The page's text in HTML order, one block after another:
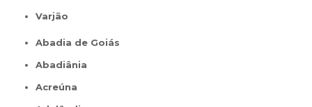
Varjão
Abadia de Goiás
Abadiânia
Acreúna